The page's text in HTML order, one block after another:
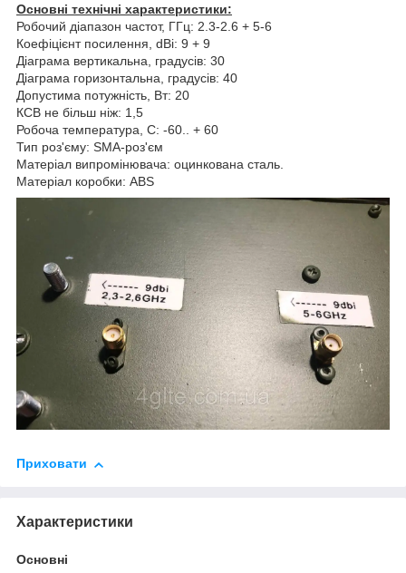
Основні технічні характеристики:
Робочий діапазон частот, ГГц: 2.3-2.6 + 5-6
Коефіцієнт посилення, dBi: 9 + 9
Діаграма вертикальна, градусів: 30
Діаграма горизонтальна, градусів: 40
Допустима потужність, Вт: 20
КСВ не більш ніж: 1,5
Робоча температура, С: -60.. + 60
Тип роз'єму: SMA-роз'єм
Матеріал випромінювача: оцинкована сталь.
Матеріал коробки: ABS
Приховати
Характеристики
Основні